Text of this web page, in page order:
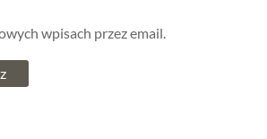
wpisach przez email.